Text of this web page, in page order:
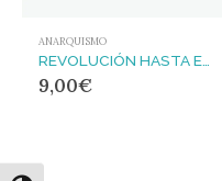
ANARQUISMO
9,00€